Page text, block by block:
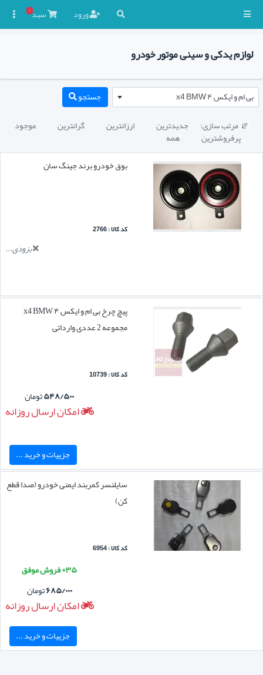
ورود سبد۰
لوازم یدکی و سینی موتور خودرو
بی ام و ایکس ۴ x4 BMW جستجو
 مرتب سازی: جدیدترین ارزانترین گرانترین موجود
پرفروشترین
همه
بوق خودرو برند جینگ سان
کد کالا : 2766
بزودی...
پیچ چرخ بی ام و ایکس ۴ x4 BMW
مجموعه 2 عددی وارداتی
کد کالا : 10739
۵۴۸/۵۰۰تومان
امکان ارسال روزانه
جزییات و خرید ...
سایلنسر کمربند ایمنی خودرو (صدا قطع
کن)
کد کالا : 6954
۳۵+ فروش موفق
۶۸۵/۰۰۰تومان
امکان ارسال روزانه
جزییات و خرید ...